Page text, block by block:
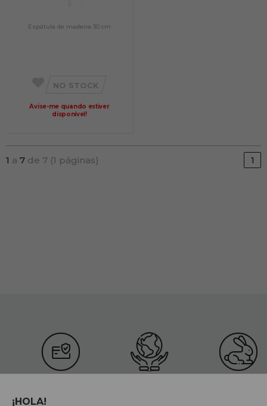
Espátula de madeira 30 cm
NO STOCK
Avise-me quando estiver
disponível!
1 a 7 de 7 (1 páginas) 1
SEGUROS
¡HOLA!